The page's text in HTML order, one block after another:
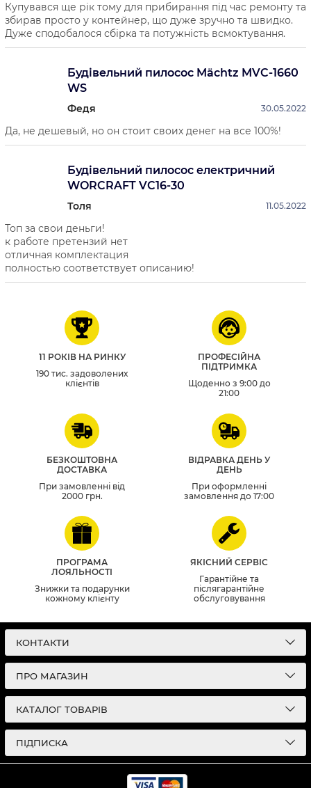
Купувався ще рік тому для прибирання під час ремонту та
збирав просто у контейнер, що дуже зручно та швидко.
Дуже сподобалося сбірка та потужність всмоктування.
Будівельний пилосос Mächtz MVC-1660
WS
Федя 30.05.2022
Да, не дешевый, но он стоит своих денег на все 100%!
Будівельний пилосос електричний
WORCRAFT VC16-30
Толя 11.05.2022
Топ за свои деньги!
к работе претензий нет
отличная комплектация
полностью соответствует описанию!
11 РОКІВ НА РИНКУ
190 тис. задоволених
клієнтів
ПРОФЕСІЙНА
ПІДТРИМКА
Щоденно з 9:00 до
21:00
БЕЗКОШТОВНА
ДОСТАВКА
При замовленні від
2000 грн.
ВІДРАВКА ДЕНЬ У
ДЕНЬ
При оформленні
замовлення до 17:00
ПРОГРАМА
ЛОЯЛЬНОСТІ
Знижки та подарунки
кожному клієнту
ЯКІСНИЙ СЕРВІС
Гарантійне та
післягарантійне
обслуговування
КОНТАКТИ
ПРО МАГАЗИН
КАТАЛОГ ТОВАРІВ
ПІДПИСКА